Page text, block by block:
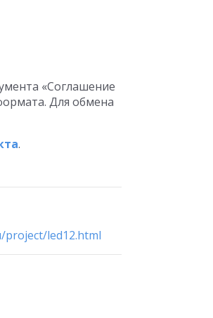
«Соглашение
Для обмена
.
project/led12.html